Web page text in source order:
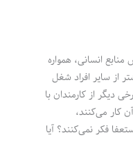
انسانی، همواره
از سایر افراد شغل
دیگر از کارمندان با
کار می‌کنند،
فکر نمی‌کنند؟ آیا